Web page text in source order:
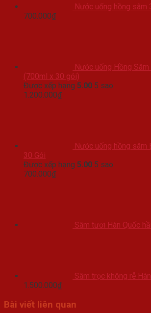
Nước uống hồng sâm
700.000₫
Nước uống Hồng
(700ml x 30 gói)
Được xếp hạng 5.00 5 sao
1.200.000₫
Nước uống hồng sâm
30 Gói
Được xếp hạng 5.00 5 sao
700.000₫
Sâm tươi Hàn Quốc
Sâm trọc không rễ
1.500.000₫
Bài viết liên quan